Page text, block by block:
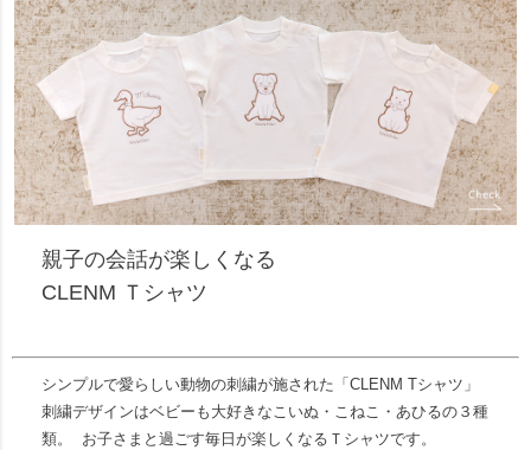
親子の会話が楽しくなる
CLENM Ｔシャツ
シンプルで愛らしい動物の刺繍が施された「CLENM Tシャツ」
刺繍デザインはベビーも大好きなこいぬ・こねこ・あひるの３種
類。 お子さまと過ごす毎日が楽しくなるＴシャツです。